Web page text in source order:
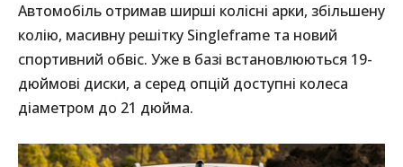
Автомобіль отримав ширші колісні арки, збільшену
колію, масивну решітку Singleframe та новий
спортивний обвіс. Уже в базі встановлюються 19-
дюймові диски, а серед опцій доступні колеса
діаметром до 21 дюйма.